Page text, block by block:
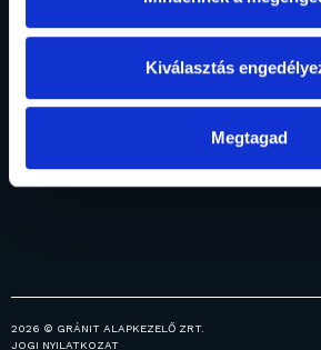
Kiválasztás
Megtagad
Általános
Karrier
Fogalomtár
2026 © GRÁNIT ALAPKEZELŐ ZRT.
JOGI NYILATKOZAT